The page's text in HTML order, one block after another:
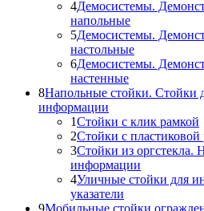
4Демосистемы.
напольные
5Демосистемы.
настольные
6Демосистемы.
настенные
8Напольные стойки. Стойки
информации
1Стойки с клик рамкой
2Стойки с пластиковой
3Стойки из оргстекла.
информации
4Уличные стойки для
указатели
9Мобильные стойки